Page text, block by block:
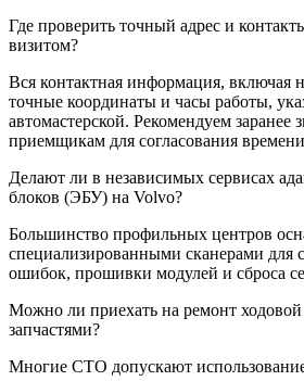
Где проверить точный адрес и
визитом?
Вся контактная информация, включая
точные координаты и часы работы,
автомастерской. Рекомендуем заранее
приемщикам для согласования времени
Делают ли в независимых сервисах
блоков (ЭБУ) на Volvo?
Большинство профильных центров
специализированными сканерами для
ошибок, прошивки модулей и сброса
Можно ли приехать на ремонт ходовой
запчастями?
Многие СТО допускают